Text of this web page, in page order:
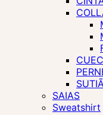
SAIAS
Sweatshirt